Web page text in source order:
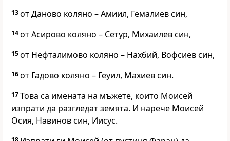
13от Даново коляно – Амиил, Гемалиев син,
14от Асирово коляно – Сетур, Михаилев син,
15от Нефталимово коляно – Нахбий, Вофсиев син,
16от Гадово коляно – Геуил, Махиев син.
17Това са имената на мъжете, които Моисей
изпрати да разгледат земята. И нарече Моисей
Осия, Навинов син, Иисус.